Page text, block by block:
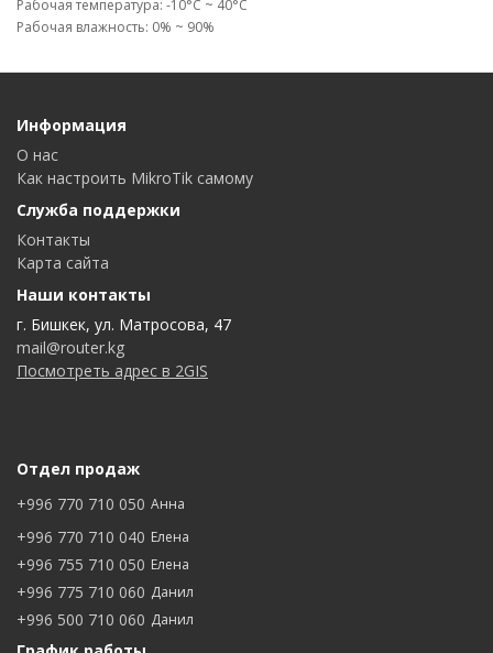
Рабочая температура: -10°С ~ 40°С
Рабочая влажность: 0% ~ 90%
Информация
О нас
Как настроить MikroTik самому
Служба поддержки
Контакты
Карта сайта
Наши контакты
г. Бишкек, ул. Матросова, 47
mail@router.kg
Посмотреть адрес в 2GIS
Отдел продаж
+996 770 710 050 Анна
+996 770 710 040 Елена
+996 755 710 050 Елена
+996 775 710 060 Данил
+996 500 710 060 Данил